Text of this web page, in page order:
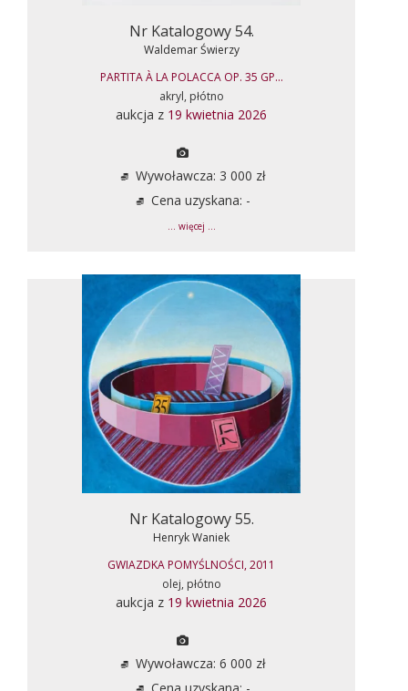
Nr Katalogowy 54.
Waldemar Świerzy
PARTITA À LA POLACCA OP. 35 GP...
akryl, płótno
aukcja z 19 kwietnia 2026
Wywoławcza: 3 000 zł
Cena uzyskana: -
... więcej ...
Nr Katalogowy 55.
Henryk Waniek
GWIAZDKA POMYŚLNOŚCI, 2011
olej, płótno
aukcja z 19 kwietnia 2026
Wywoławcza: 6 000 zł